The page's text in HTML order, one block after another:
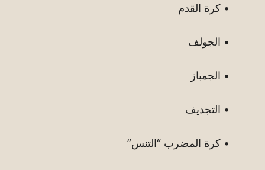
• كرة القدم
• الجولف
• الجمباز
• التجديف
• كرة المضرب “التنس”